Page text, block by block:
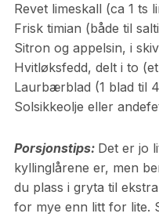
Revet limeskall (ca 1 ts
Frisk timian (både til
Sitron og appelsin, i
Hvitløksfedd, delt i to
Laurbærblad (1 blad til
Solsikkeolje eller
Porsjonstips: Det er jo
kyllinglårene er, men
du plass i gryta til
for mye enn litt for lite.